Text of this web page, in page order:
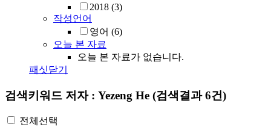
2018 (3)
작성언어
영어 (6)
오늘 본 자료
오늘 본 자료가 없습니다.
패싯닫기
검색키워드 저자 : Yezeng He (검색결과 6건)
전체선택